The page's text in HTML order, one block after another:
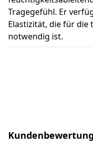
Tragegefühl. Er
Elastizität, die für
notwendig ist.